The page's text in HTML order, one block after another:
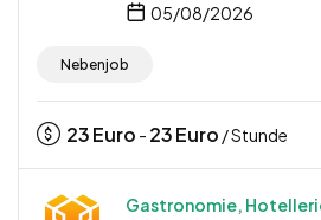
05/08/2026
Nebenjob
23Euro - 23Euro / Stunde
Gastronomie,